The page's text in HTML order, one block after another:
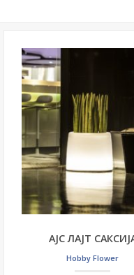
АЈС ЛАЈТ
Hobby Flower